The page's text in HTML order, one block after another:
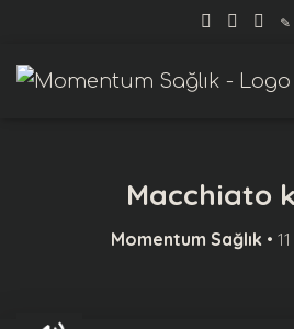
✎
Macchiato
Momentum Sağlık •